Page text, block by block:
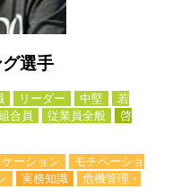
選手
リーダー 中堅
若
合員 従業員全般
啓
ーション
モチベーショ
実務知識
危機管理・